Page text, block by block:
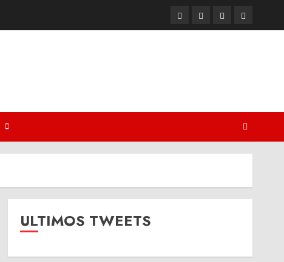
TwitterYoutubeFacebookInstagram
ULTIMOS TWEETS